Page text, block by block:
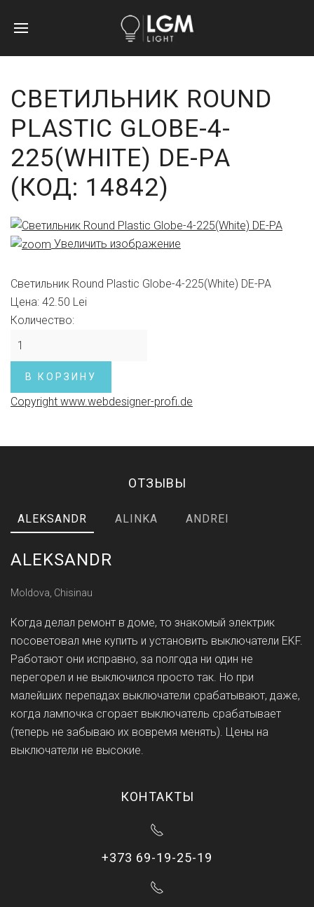
СВЕТИЛЬНИК ROUND
PLASTIC GLOBE-4-
225(WHITE) DE-PA
(КОД: 14842)
Увеличить изображение
Светильник Round Plastic Globe-4-225(White) DE-PA
Цена: 42.50 Lei
Количество:
Copyright www.webdesigner-profi.de
ОТЗЫВЫ
ALEKSANDR ALINKA ANDREI
ALEKSANDR
Moldova, Chisinau
Когда делал ремонт в доме, то знакомый электрик
посоветовал мне купить и установить выключатели EKF.
Работают они исправно, за полгода ни один не
перегорел и не выключился просто так. Но при
малейших перепадах выключатели срабатывают, даже,
когда лампочка сгорает выключатель срабатывает
(теперь не забываю их вовремя менять). Цены на
выключатели не высокие.
КОНТАКТЫ
+373 69-19-25-19